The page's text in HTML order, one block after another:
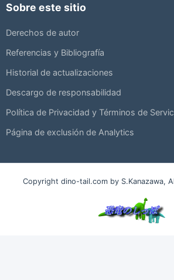
Sobre este sitio
Derechos de autor
Referencias y Bibliografía
Historial de actualizaciones
Descargo de responsabilidad
Política de Privacidad y Términos de
Página de exclusión de Analytics
Copyright dino-tail.com by S.Kanazawa,